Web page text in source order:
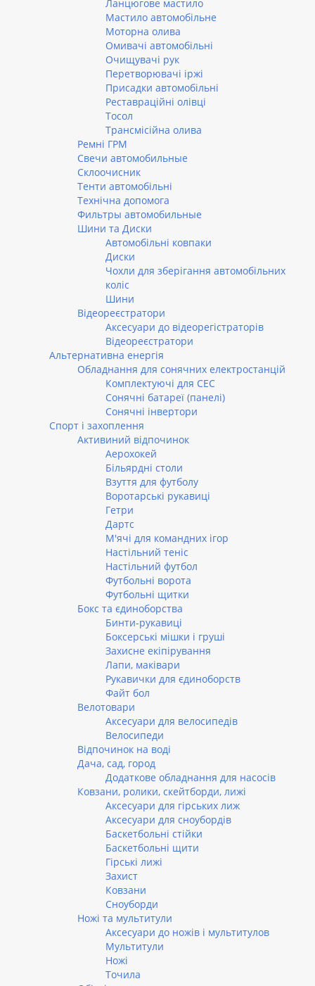
Ланцюгове мастило
Мастило автомобільне
Моторна олива
Омивачі автомобільні
Очищувачі рук
Перетворювачі іржі
Присадки автомобільні
Реставраційні олівці
Тосол
Трансмісійна олива
Ремні ГРМ
Свечи автомобильные
Склоочисник
Тенти автомобільні
Технічна допомога
Фильтры автомобильные
Шини та Диски
Автомобільні ковпаки
Диски
Чохли для зберігання автомобільних
коліс
Шини
Відеореєстратори
Аксесуари до відеорегістраторів
Відеореєстратори
Альтернативна енергія
Обладнання для сонячних електростанцій
Комплектуючі для СЕС
Сонячні батареї (панелі)
Сонячні інвертори
Спорт і захоплення
Активиний відпочинок
Аерохокей
Більярдні столи
Взуття для футболу
Воротарські рукавиці
Гетри
Дартс
М'ячі для командних ігор
Настільний теніс
Настільний футбол
Футбольні ворота
Футбольні щитки
Бокс та єдиноборства
Бинти-рукавиці
Боксерські мішки і груші
Захисне екіпірування
Лапи, маківари
Рукавички для єдиноборств
Файт бол
Велотовари
Аксесуари для велосипедів
Велосипеди
Відпочинок на воді
Дача, сад, город
Додаткове обладнання для насосів
Ковзани, ролики, скейтборди, лижі
Аксесуари для гірських лиж
Аксесуари для сноубордів
Баскетбольні стійки
Баскетбольні щити
Гірські лижі
Захист
Ковзани
Сноуборди
Ножі та мультитули
Аксесуари до ножів і мультитулов
Мультитули
Ножі
Точила